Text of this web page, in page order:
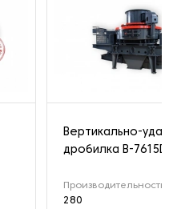
Вертикально-
дробилка B-7615DR
Производительность
280